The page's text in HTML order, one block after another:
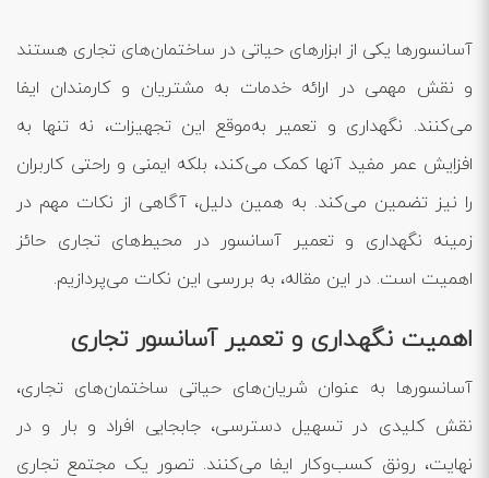
آسانسورها یکی از ابزارهای حیاتی در ساختمان‌های تجاری هستند
و نقش مهمی در ارائه خدمات به مشتریان و کارمندان ایفا
می‌کنند. نگهداری و تعمیر به‌موقع این تجهیزات، نه تنها به
افزایش عمر مفید آنها کمک می‌کند، بلکه ایمنی و راحتی کاربران
را نیز تضمین می‌کند. به همین دلیل، آگاهی از نکات مهم در
زمینه نگهداری و تعمیر آسانسور در محیط‌های تجاری حائز
اهمیت است. در این مقاله، به بررسی این نکات می‌پردازیم.
اهمیت نگهداری و تعمیر آسانسور تجاری
آسانسورها به عنوان شریان‌های حیاتی ساختمان‌های تجاری،
نقش کلیدی در تسهیل دسترسی، جابجایی افراد و بار و در
نهایت، رونق کسب‌وکار ایفا می‌کنند. تصور یک مجتمع تجاری